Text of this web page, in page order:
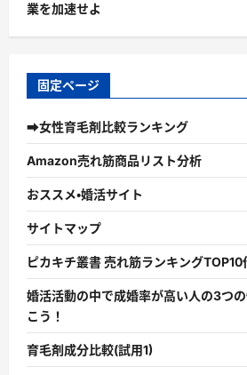
業を加速せよ
固定ページ
➡女性育毛剤比較ランキング
Amazon売れ筋商品リスト分析
おススメ・婚活サイト
サイトマップ
ピカキチ叢書 売れ筋ランキングTOP10
婚活活動の中で成婚率が高い人の3つ
こう！
育毛剤成分比較(試用1)